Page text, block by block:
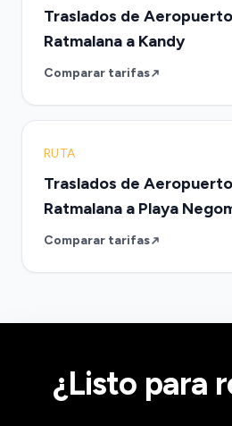
Traslados de
Ratmalana a Kandy
Comparar tarifas
RUTA
Traslados de
Ratmalana a Playa
Comparar tarifas
¿Listo para